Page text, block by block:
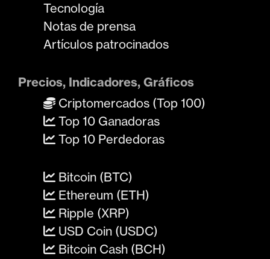
Tecnología
Notas de prensa
Artículos patrocinados
Precios, Indicadores, Gráficos
Criptomercados (Top 100)
Top 10 Ganadoras
Top 10 Perdedoras
Bitcoin (BTC)
Ethereum (ETH)
Ripple (XRP)
USD Coin (USDC)
Bitcoin Cash (BCH)